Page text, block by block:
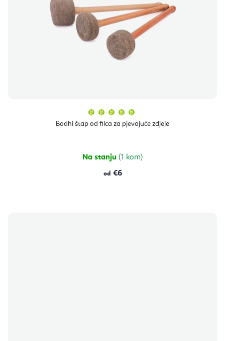
Bodhi štap od filca za pjevajuće zdjele
proizvoda
je
zvjezdica.
Na stanju (1 kom)
od €6